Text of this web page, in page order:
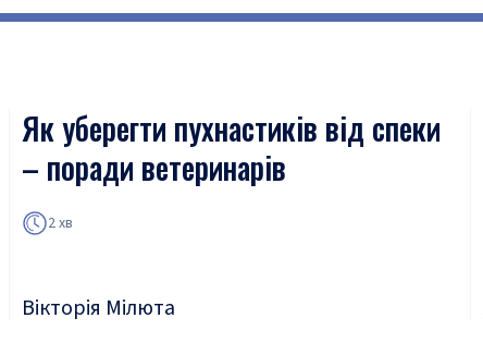
Як уберегти пухнастиків від спеки
– поради ветеринарів
2 хв
Вікторія Мілюта